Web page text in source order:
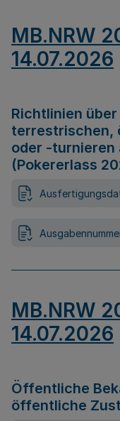
MB.NRW
14.07.2026
Richtlinien
terrestrischen,
oder -turnieren
(Pokererlass
MB.NRW
14.07.2026
Öffentliche
öffentliche